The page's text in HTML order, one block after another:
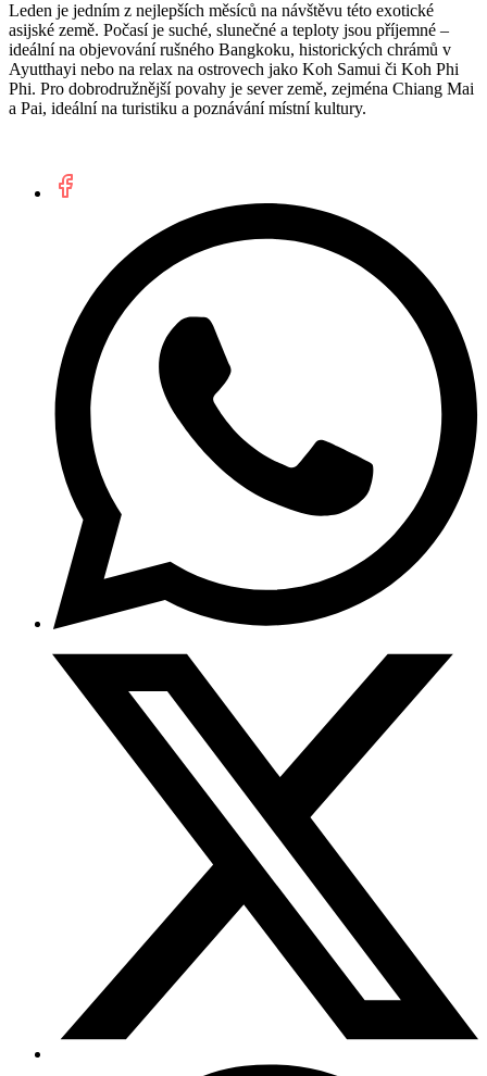
Leden je jedním z nejlepších měsíců na návštěvu této exotické
asijské země. Počasí je suché, slunečné a teploty jsou příjemné –
ideální na objevování rušného Bangkoku, historických chrámů v
Ayutthayi nebo na relax na ostrovech jako Koh Samui či Koh Phi
Phi. Pro dobrodružnější povahy je sever země, zejména Chiang Mai
a Pai, ideální na turistiku a poznávání místní kultury.